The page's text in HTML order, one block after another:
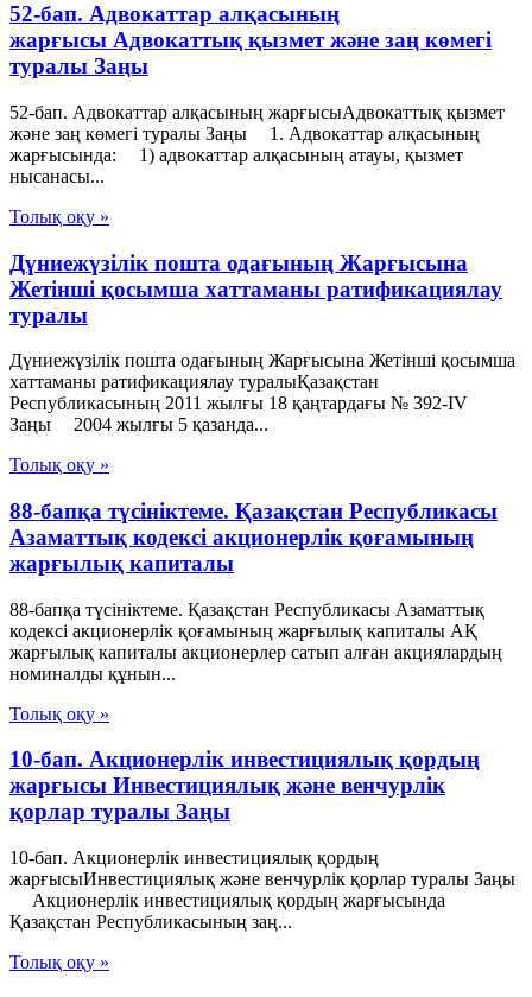
52-бап. Адвокаттар алқасының
жарғысы Адвокаттық қызмет және заң көмегі
туралы Заңы
52-бап. Адвокаттар алқасының жарғысыАдвокаттық қызмет
және заң көмегі туралы Заңы 1. Адвокаттар алқасының
жарғысында: 1) адвокаттар алқасының атауы, қызмет
нысанасы...
Толық оқу »
Дүниежүзілік пошта одағының Жарғысына
Жетінші қосымша хаттаманы ратификациялау
туралы
Дүниежүзілік пошта одағының Жарғысына Жетінші қосымша
хаттаманы ратификациялау туралыҚазақстан
Республикасының 2011 жылғы 18 қаңтардағы № 392-IV
Заңы 2004 жылғы 5 қазанда...
Толық оқу »
88-бапқа түсініктеме. Қазақстан Республикасы
Азаматтық кодексі акционерлік қоғамының
жарғылық капиталы
88-бапқа түсініктеме. Қазақстан Республикасы Азаматтық
кодексі акционерлік қоғамының жарғылық капиталы АҚ
жарғылық капиталы акционерлер сатып алған акциялардың
номиналды құнын...
Толық оқу »
10-бап. Акционерлiк инвестициялық қордың
жарғысы Инвестициялық және венчурлік
қорлар туралы Заңы
10-бап. Акционерлiк инвестициялық қордың
жарғысыИнвестициялық және венчурлік қорлар туралы Заңы
Акционерлiк инвестициялық қордың жарғысында
Қазақстан Республикасының заң...
Толық оқу »